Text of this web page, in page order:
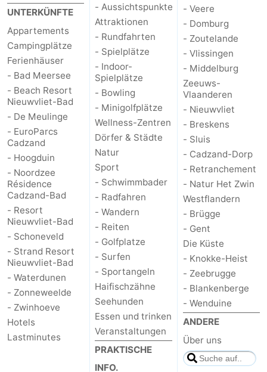
UNTERKÜNFTE
Appartements
Campingplätze
Ferienhäuser
- Bad Meersee
- Beach Resort
Nieuwvliet-Bad
- De Meulinge
- EuroParcs
Cadzand
- Hoogduin
- Noordzee
Résidence
Cadzand-Bad
- Resort
Nieuwvliet-Bad
- Schoneveld
- Strand Resort
Nieuwvliet-Bad
- Waterdunen
- Zonneweelde
- Zwinhoeve
Hotels
Lastminutes
- Aussichtspunkte
Attraktionen
- Rundfahrten
- Spielplätze
- Indoor-
Spielplätze
- Bowling
- Minigolfplätze
Wellness-Zentren
Dörfer & Städte
Natur
Sport
- Schwimmbader
- Radfahren
- Wandern
- Reiten
- Golfplatze
- Surfen
- Sportangeln
Haifischzähne
Seehunden
Essen und trinken
Veranstaltungen
PRAKTISCHE
INFO.
- Veere
- Domburg
- Zoutelande
- Vlissingen
- Middelburg
Zeeuws-
Vlaanderen
- Nieuwvliet
- Breskens
- Sluis
- Cadzand-Dorp
- Retranchement
- Natur Het Zwin
Westflandern
- Brügge
- Gent
Die Küste
- Knokke-Heist
- Zeebrugge
- Blankenberge
- Wenduine
ANDERE
Über uns